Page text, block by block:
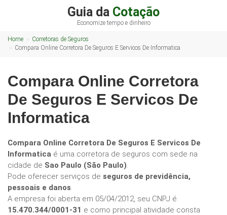
Guia da Cotação
Economize tempo e dinheiro
Home
Corretoras de Seguros
Compara Online Corretora De Seguros E Servicos De Informatica
Compara Online Corretora
De Seguros E Servicos De
Informatica
Compara Online Corretora De Seguros E Servicos De
Informatica é uma corretora de seguros com sede na
cidade de Sao Paulo (São Paulo).
Pode oferecer serviços de seguros de previdência,
pessoais e danos.
A empresa foi aberta em 05/04/2012, seu CNPJ é
15.470.344/0001-31 e como principal atividade consta